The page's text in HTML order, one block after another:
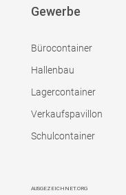
Gewerbe
Bürocontainer
Hallenbau
Lagercontainer
Verkaufspavillon
Schulcontainer
AUSGEZEICHNET.ORG